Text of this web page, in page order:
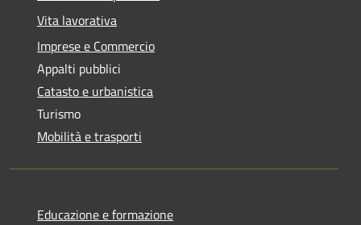
Vita lavorativa
Imprese e Commercio
Appalti pubblici
Catasto e urbanistica
Turismo
Mobilità e trasporti
Educazione e formazione